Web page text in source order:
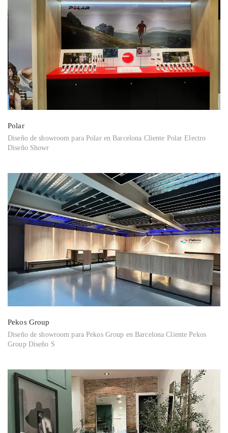
Polar
Diseño de showroom para Polar en Barcelona Cliente Polar Electro
Diseño Showr
Pekos Group
Diseño de showroom para Pekos Group en Barcelona Cliente Pekos
Group Diseño S